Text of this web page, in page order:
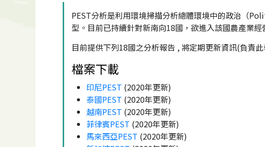
PEST分析是利用環境掃描分析總體環境中的政治（
型。目前已持續針對新南向18國，欲進入該國農產業經
目前提供下列18國之分析報告 , 將定期更新資訊(負責
檔案下載
印尼PEST (2020年更新)
泰國PEST (2020年更新)
越南PEST (2020年更新)
菲律賓PEST (2020年更新)
馬來西亞PEST (2020年更新)